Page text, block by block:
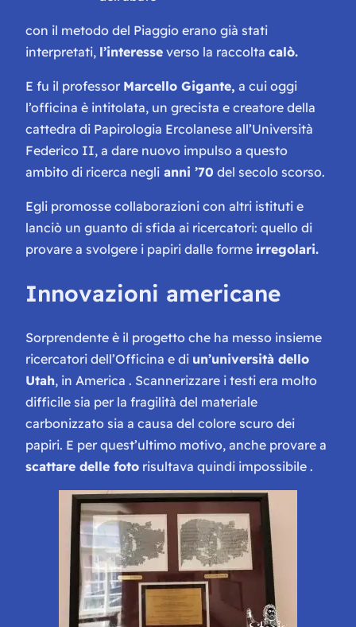
con il metodo del Piaggio erano già stati
interpretati, l’interesse verso la raccolta calò.
E fu il professor Marcello Gigante, a cui oggi
l’officina è intitolata, un grecista e creatore della
cattedra di Papirologia Ercolanese all’Università
Federico II, a dare nuovo impulso a questo
ambito di ricerca negli anni ’70 del secolo scorso.
Egli promosse collaborazioni con altri istituti e
lanciò un guanto di sfida ai ricercatori: quello di
provare a svolgere i papiri dalle forme irregolari.
Innovazioni americane
Sorprendente è il progetto che ha messo insieme
ricercatori dell’Officina e di un’università dello
Utah, in America . Scannerizzare i testi era molto
difficile sia per la fragilità del materiale
carbonizzato sia a causa del colore scuro dei
papiri. E per quest’ultimo motivo, anche provare a
scattare delle foto risultava quindi impossibile .